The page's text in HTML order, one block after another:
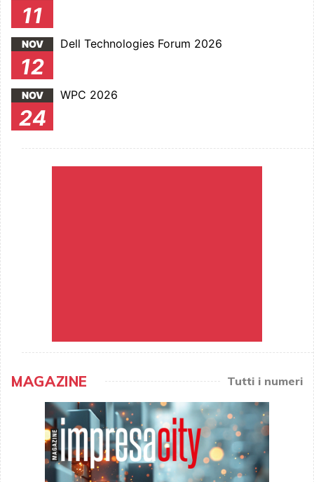
11
NOV
12
Dell Technologies Forum 2026
NOV
24
WPC 2026
MAGAZINE Tutti i numeri